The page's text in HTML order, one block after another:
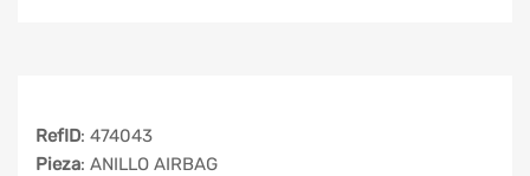
RefID: 474043
Pieza: ANILLO AIRBAG